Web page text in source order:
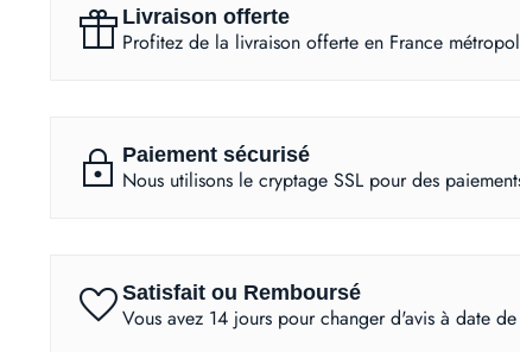
featured_seasonal_and_gifts Livraison offerte
Profitez de la livraison offerte en France
lock Paiement sécurisé
Nous utilisons le cryptage SSL pour des
favorite Satisfait ou Remboursé
Vous avez 14 jours pour changer d'avis à date